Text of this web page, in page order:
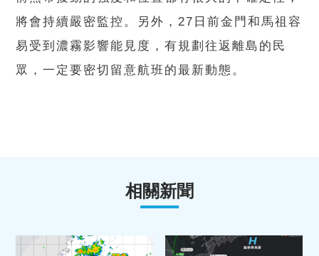
將會持續嚴密監控。另外，27日前金門和馬祖容
易受到濃霧影響能見度，有規劃往返離島的民
眾，一定要密切留意航班的最新動態。
相關新聞